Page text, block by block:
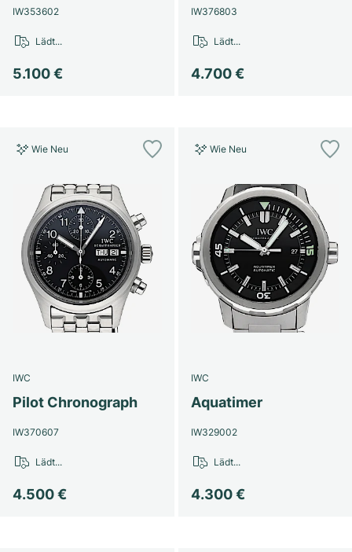
IW353602
5.100 €
Lädt...
IW376803
4.700 €
Lädt...
Wie Neu
IWC
Pilot Chronograph
IW370607
4.500 €
Lädt...
Wie Neu
IWC
Aquatimer
IW329002
4.300 €
Lädt...